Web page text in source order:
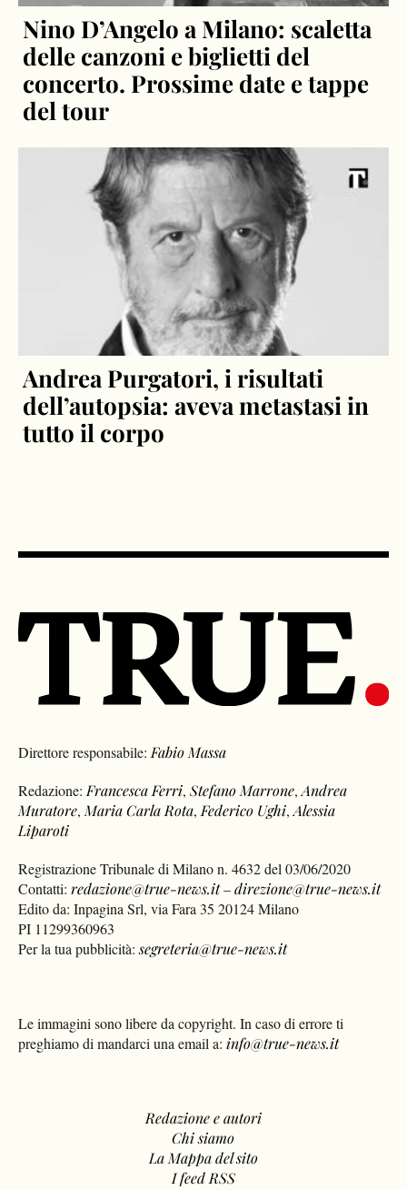
Nino D’Angelo a Milano: scaletta
delle canzoni e biglietti del
concerto. Prossime date e tappe
del tour
Andrea Purgatori, i risultati
dell’autopsia: aveva metastasi in
tutto il corpo
Direttore responsabile: Fabio Massa
Redazione: Francesca Ferri,Stefano Marrone,Andrea
Muratore, Maria Carla Rota, Federico Ughi,Alessia
Liparoti
Registrazione Tribunale di Milano n. 4632 del 03/06/2020
Contatti:redazione@true-news.it–direzione@true-news.it
Edito da: Inpagina Srl, via Fara 35 20124 Milano
PI 11299360963
Per la tua pubblicità:segreteria@true-news.it
Le immagini sono libere da copyright. In caso di errore ti
preghiamo di mandarci una email a: info@true-news.it
Redazione e autori
Chi siamo
La Mappa del sito
I feed RSS